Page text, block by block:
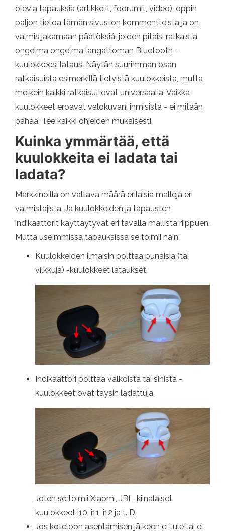
olevia tapauksia (artikkelit, foorumit, video), oppin
paljon tietoa tämän sivuston kommentteista ja on
valmis jakamaan päätöksiä, joiden pitäisi ratkaista
ongelma ongelma langattoman Bluetooth -
kuulokkeesi lataus. Näytän suurimman osan
ratkaisuista esimerkillä tietyistä kuulokkeista, mutta
melkein kaikki ratkaisut ovat universaalia. Vaikka
kuulokkeet eroavat valokuvani ihmisistä - ei mitään
pahaa. Tee kaikki ohjeiden mukaisesti.
Kuinka ymmärtää, että
kuulokkeita ei ladata tai
ladata?
Markkinoilla on valtava määrä erilaisia ​​malleja eri
valmistajista. Ja kuulokkeiden ja tapausten
indikaattorit käyttäytyvät eri tavalla mallista riippuen.
Mutta useimmissa tapauksissa se toimii näin:
Kuulokkeiden ilmaisin polttaa punaisia ​​(tai
vilkkuja) -kuulokkeet lataukset.
Indikaattori polttaa valkoista tai sinistä -
kuulokkeet ovat täysin ladattuja.
Joten se toimii Xiaomi, JBL, kiinalaiset
kuulokkeet i10, i11, i12 ja t. D.
Jos koteloon asentamisen jälkeen ei tule tai ei